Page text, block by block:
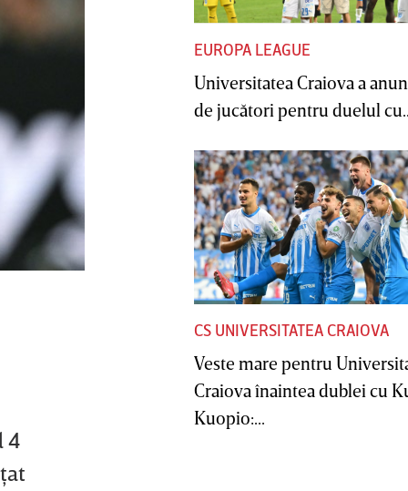
4
EUROPA LEAGUE
Universitatea Craiova a
de jucători pentru duelul
CS UNIVERSITATEA CRAIOVA
Veste mare pentru
Craiova înaintea dublei cu
Kuopio:...